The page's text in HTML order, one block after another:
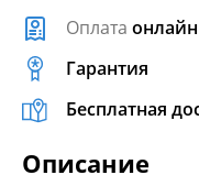
Оплата онлайн
Гарантия
Бесплатная
Описание